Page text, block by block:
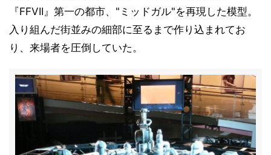
『FFVII』第一の都市、"ミッドガル"を再現した模型。
入り組んだ街並みの細部に至るまで作り込まれてお
り、来場者を圧倒していた。